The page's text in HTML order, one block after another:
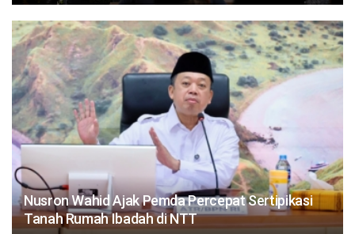
Nusron Wahid Ajak Pemda Percepat Sertipikasi
Tanah Rumah Ibadah di NTT